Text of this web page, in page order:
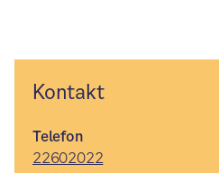
Kontakt
Telefon
22602022